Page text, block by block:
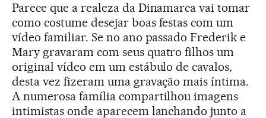
Parece que a realeza da Dinamarca vai tomar
como costume desejar boas festas com um
vídeo familiar. Se no ano passado Frederik e
Mary gravaram com seus quatro filhos um
original vídeo em um estábulo de cavalos,
desta vez fizeram uma gravação mais íntima.
A numerosa família compartilhou imagens
intimistas onde aparecem lanchando junto a